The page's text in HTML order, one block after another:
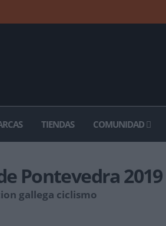
TIENDAS COMUNIDAD
Pontevedra 2019
gallega ciclismo